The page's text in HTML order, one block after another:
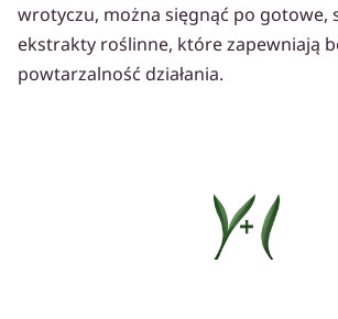
wrotyczu, można sięgnąć po gotowe,
ekstrakty roślinne, które zapewniają
powtarzalność działania.